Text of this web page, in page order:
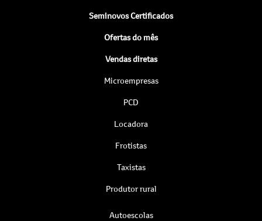
Seminovos Certificados
Ofertas do mês
Vendas diretas
Microempresas
PCD
Locadora
Frotistas
Taxistas
Produtor rural
Autoescolas